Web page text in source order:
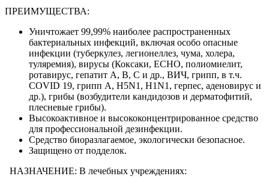
ПРЕИМУЩЕСТВА:
Уничтожает 99,99% наиболее распространенных
бактериальных инфекций, включая особо опасные
инфекции (туберкулез, легионеллез, чума, холера,
туляремия), вирусы (Коксаки, ЕСНО, полиомиелит,
ротавирус, гепатит А, В, С и др., ВИЧ, грипп, в т.ч.
COVID 19, грипп А, Н5N1, Н1N1, герпес, аденовирус и
др.), грибы (возбудители кандидозов и дерматофитий,
плесневые грибы).
Высокоактивное и высококонцентрированное средство
для профессиональной дезинфекции.
Средство биоразлагаемое, экологически безопасное.
Защищено от подделок.
НАЗНАЧЕНИЕ: В лечебных учреждениях: